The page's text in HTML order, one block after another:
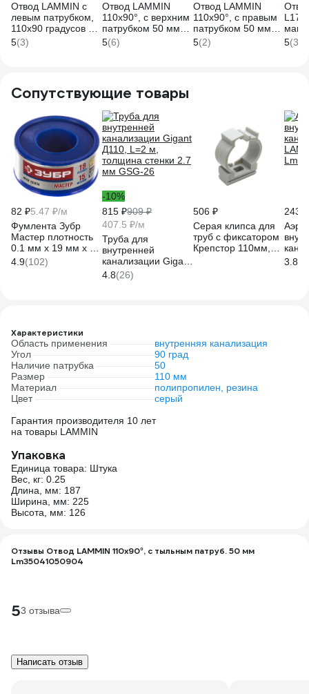
Отвод LAMMIN с
левым патрубком,
110х90 градусов 50
Lm35041050902
5(3)
Отвод LAMMIN
110х90°, с верхним
патрубком 50 мм
Lm35041050901
5(6)
Отвод LAMMIN
110х90°, с правым
патрубком 50 мм
Lm35041050903
5(2) 5(3)
Сопутствующие товары
82 ₽5.47 ₽/м
Фумлента Зубр
Мастер плотность
0.1 мм х 19 мм х 15
м 12373-19-025
4.9(102)
-10%
815 ₽909 ₽
407.5 ₽/м
Труба для
внутренней
канализации Gigant
Д110, L=2 м,
толщина стенки 2.7
4.8(26)
506 ₽
Серая клипса для
труб с фиксатором
Крепстор 110мм,
243 ₽
3.8
Характеристики
Область применения
внутренняя канализация
Угол
90 град
Наличие патрубка
50
Размер
110 мм
Материал
полипропилен, резина
Цвет
серый
Гарантия производителя 10 лет
на товары LAMMIN
Упаковка
Единица товара: Штука
Вес, кг: 0.25
Длина, мм: 187
Ширина, мм: 225
Высота, мм: 126
Отзывы Отвод LAMMIN 110х90°, с тыльным патруб. 50 мм
Lm35041050904
53 отзыва
Написать отзыв